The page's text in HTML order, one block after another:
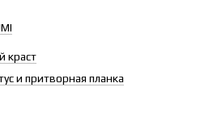
краст
и притворная планка